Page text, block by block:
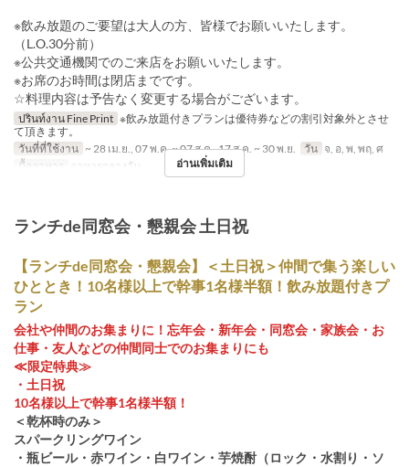
※飲み放題のご要望は大人の方、皆様でお願いいたします。
（L.O.30分前）
※公共交通機関でのご来店をお願いいたします。
※お席のお時間は閉店までです。
☆料理内容は予告なく変更する場合がございます。
ปรินท์งาน Fine Print ※飲み放題付きプランは優待券などの割引対象外とさせ
て頂きます。
วันที่ที่ใช้งาน ~ 28 เม.ย., 07 พ.ค. ~ 07 ส.ค., 17 ส.ค. ~ 30 พ.ย. วัน จ, อ, พ, พฤ, ศ
มื้ออาหาร
อาหารกลางวัน อ่านเพิ่มเติม
ランチde同窓会・懇親会 土日祝
【ランチde同窓会・懇親会】＜土日祝＞仲間で集う楽しい
ひととき！10名様以上で幹事1名様半額！飲み放題付きプ
ラン
会社や仲間のお集まりに！忘年会・新年会・同窓会・家族会・お
仕事・友人などの仲間同士でのお集まりにも
≪限定特典≫
・土日祝
10名様以上で幹事1名様半額！
＜乾杯時のみ＞
スパークリングワイン
・瓶ビール・赤ワイン・白ワイン・芋焼酎（ロック・水割り・ソ